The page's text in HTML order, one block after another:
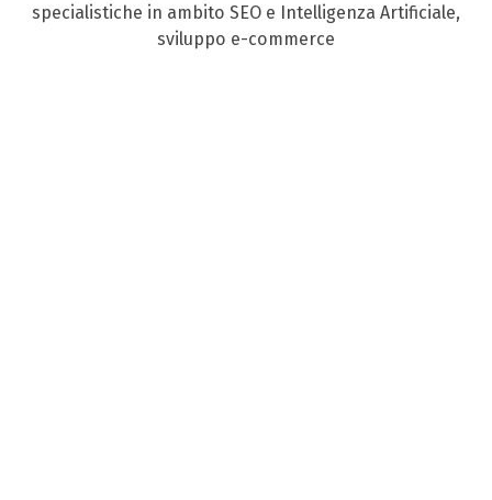
specialistiche in ambito SEO e Intelligenza Artificiale,
sviluppo e-commerce